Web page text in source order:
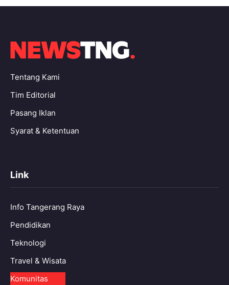
Tentang Kami
Tim Editorial
Pasang Iklan
Syarat & Ketentuan
Link
Info Tangerang Raya
Pendidikan
Teknologi
Travel & Wisata
Komunitas